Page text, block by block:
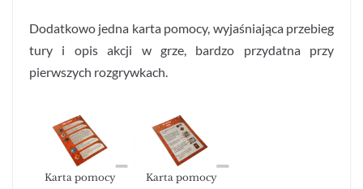
Dodatkowo jedna karta pomocy, wyjaśniająca przebieg
tury i opis akcji w grze, bardzo przydatna przy
pierwszych rozgrywkach.
Karta pomocy Karta pomocy